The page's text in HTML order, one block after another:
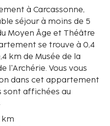
à Carcassonne,
séjour à moins de 5
Moyen Âge et Théâtre
km de Musée de la
l'Archérie. Vous vous
dans cet appartement
sont affichées au
km